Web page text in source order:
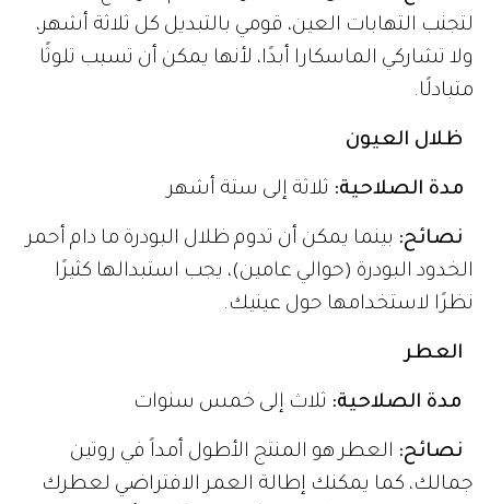
لتجنب التهابات العين، قومي بالتبديل كل ثلاثة أشهر،
ولا تشاركي الماسكارا أبدًا، لأنها يمكن أن تسبب تلوثًا
متبادلًا.
ظلال العيون
مدة الصلاحية: ثلاثة إلى ستة أشهر
نصائح: بينما يمكن أن تدوم ظلال البودرة ما دام أحمر
الخدود البودرة (حوالي عامين)، يجب استبدالها كثيرًا
نظرًا لاستخدامها حول عينيك.
العطر
مدة الصلاحية: ثلاث إلى خمس سنوات
نصائح: العطر هو المنتج الأطول أمداً في روتين
جمالك، كما يمكنك إطالة العمر الافتراضي لعطرك